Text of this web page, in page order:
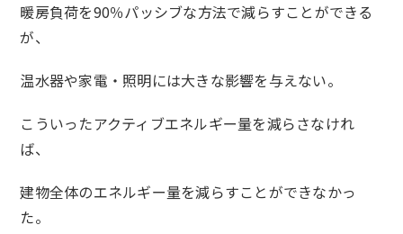
暖房負荷を90％パッシブな方法で減らすことができる
が、
温水器や家電・照明には大きな影響を与えない。
こういったアクティブエネルギー量を減らさなけれ
ば、
建物全体のエネルギー量を減らすことができなかっ
た。